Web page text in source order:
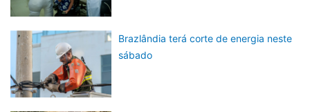
Brazlândia terá corte de energia neste
sábado